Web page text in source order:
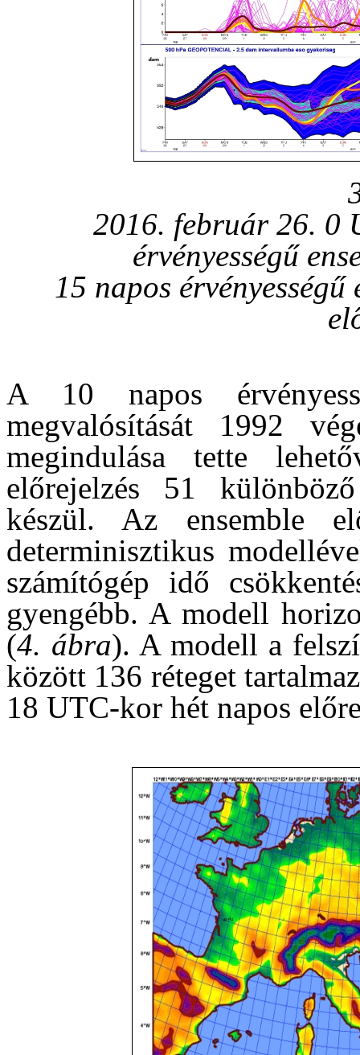
2016. február 26. 0
érvényességű
15 napos
A 10 napos
megvalósítását 1992
megindulása tette
előrejelzés 51
készül. Az ensemble
determinisztikus
számítógép idő
gyengébb. A modell
(4. ábra). A modell a
között 136 réteget
18 UTC-kor hét napos